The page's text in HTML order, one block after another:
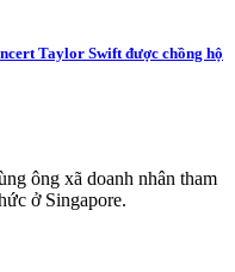
Taylor Swift được chồng hộ
ông xã doanh nhân tham
ở Singapore.